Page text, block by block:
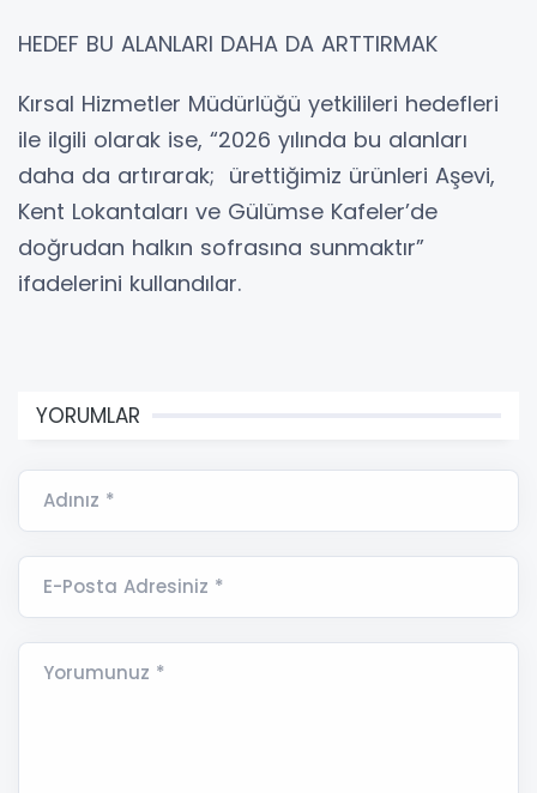
HEDEF BU ALANLARI DAHA DA ARTTIRMAK
Kırsal Hizmetler Müdürlüğü yetkilileri hedefleri
ile ilgili olarak ise, “2026 yılında bu alanları
daha da artırarak; ürettiğimiz ürünleri Aşevi,
Kent Lokantaları ve Gülümse Kafeler’de
doğrudan halkın sofrasına sunmaktır”
ifadelerini kullandılar.
YORUMLAR
Adınız *
E-Posta Adresiniz *
Yorumunuz *